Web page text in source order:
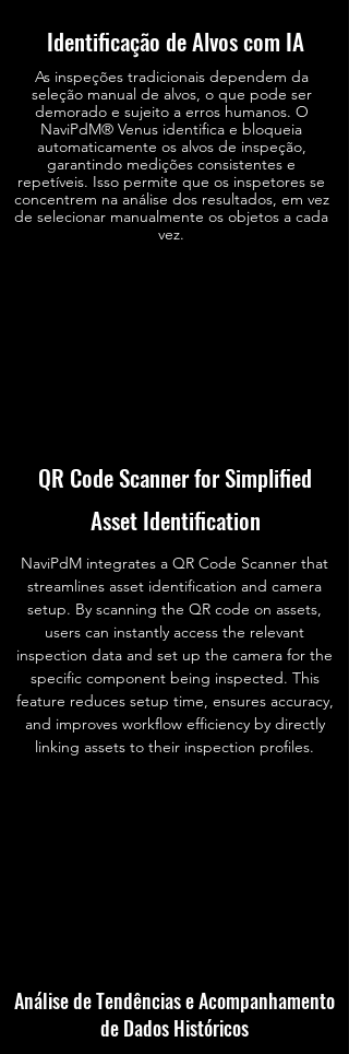
Identificação de Alvos com IA
As inspeções tradicionais dependem da
seleção manual de alvos, o que pode ser
demorado e sujeito a erros humanos. O
NaviPdM® Venus identifica e bloqueia
automaticamente os alvos de inspeção,
garantindo medições consistentes e
repetíveis. Isso permite que os inspetores se
concentrem na análise dos resultados, em vez
de selecionar manualmente os objetos a cada
vez.
QR Code Scanner for Simplified
Asset Identification
NaviPdM integrates a QR Code Scanner that
streamlines asset identification and camera
setup. By scanning the QR code on assets,
users can instantly access the relevant
inspection data and set up the camera for the
specific component being inspected. This
feature reduces setup time, ensures accuracy,
and improves workflow efficiency by directly
linking assets to their inspection profiles.
Análise de Tendências e Acompanhamento
de Dados Históricos